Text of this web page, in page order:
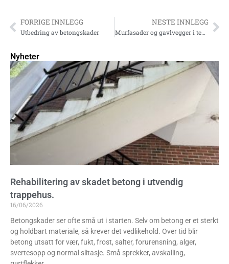
FORRIGE INNLEGG
Utbedring av betongskader
NESTE INNLEGG
Murfasader og gavlvegger i teglstein
Nyheter
Rehabilitering av skadet betong i utvendig
trappehus.
16/06/2026
Betongskader ser ofte små ut i starten. Selv om betong er et sterkt
og holdbart materiale, så krever det vedlikehold. Over tid blir
betong utsatt for vær, fukt, frost, salter, forurensning, alger,
svertesopp og normal slitasje. Små sprekker, avskalling,